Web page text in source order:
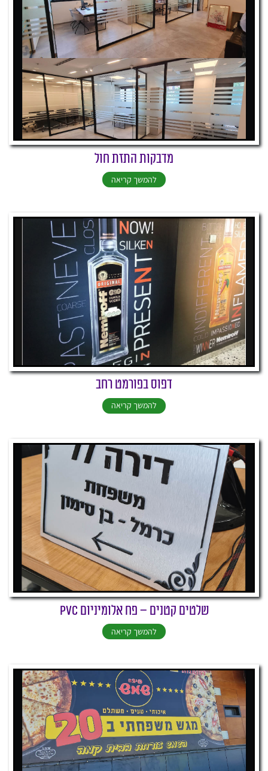
מדבקות התזת חול
להמשך קריאה
דפוס בפורמט רחב
להמשך קריאה
שלטים קטנים – פח אלומיניום PVC
להמשך קריאה